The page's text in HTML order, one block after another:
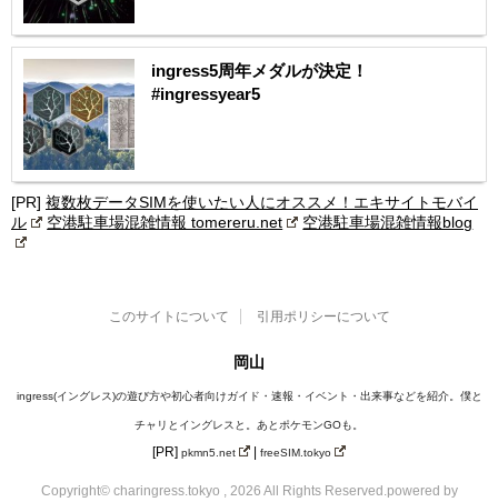
ingress5周年メダルが決定！
#ingressyear5
[PR] 複数枚データSIMを使いたい人にオススメ！エキサイトモバイ
ル
空港駐車場混雑情報 tomereru.net 空港駐車場混雑情報blog
このサイトについて 引用ポリシーについて
岡山
ingress(イングレス)の遊び方や初心者向けガイド・速報・イベント・出来事などを紹介。僕と
チャリとイングレスと。あとポケモンGOも。
[PR]pkmn5.net | freeSIM.tokyo
Copyright© charingress.tokyo , 2026 All Rights Reserved. powered by